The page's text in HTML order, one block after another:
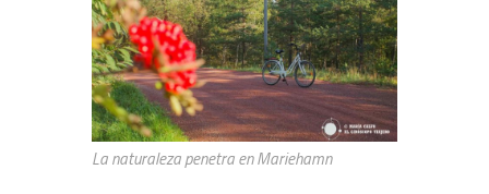
La naturaleza penetra en Mariehamn